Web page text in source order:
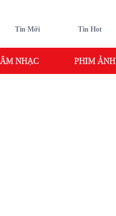
Tin Mới Tin Hot
ÂM NHẠC PHIM ẢNH